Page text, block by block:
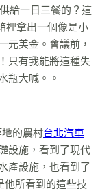
給一日三餐的？這
裡拿出一個像是小
元美金。會議前，
只有我能將這種失
瓶大喊。。
的農村台北汽車
設施，看到了現代
產設施，也看到了
他所看到的這些技